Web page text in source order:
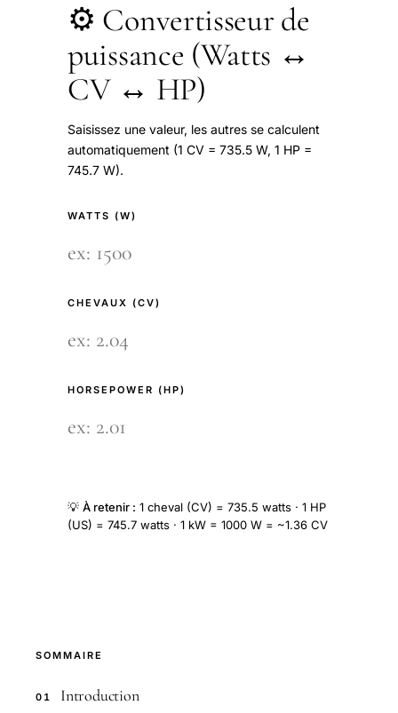
⚙️ Convertisseur de
puissance (Watts ↔
CV ↔ HP)
Saisissez une valeur, les autres se calculent
automatiquement (1 CV = 735.5 W, 1 HP =
745.7 W).
WATTS (W)
CHEVAUX (CV)
HORSEPOWER (HP)
💡 À retenir : 1 cheval (CV) = 735.5 watts · 1 HP
(US) = 745.7 watts · 1 kW = 1000 W = ~1.36 CV
SOMMAIRE
01 Introduction